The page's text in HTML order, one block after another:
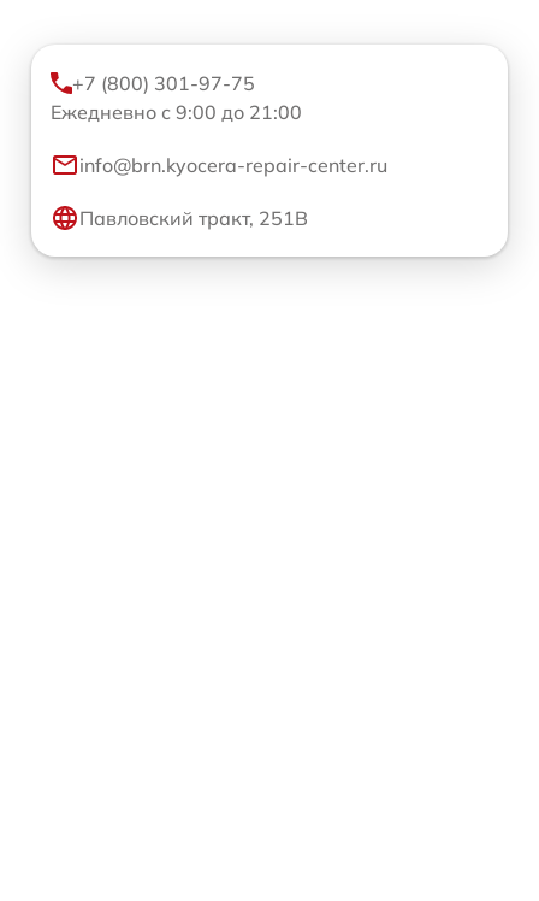
+7 (800) 301-97-75
Ежедневно с 9:00 до 21:00
info@brn.kyocera-repair-center.ru
Павловский тракт, 251В